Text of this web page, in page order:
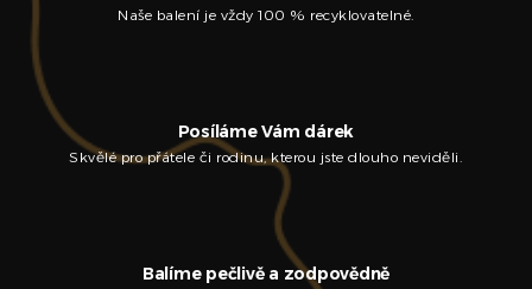
Naše balení je vždy 100 % recyklovatelné.
Posíláme Vám dárek
Skvělé pro přátele či rodinu, kterou jste dlouho neviděli.
Balíme pečlivě a zodpovědně